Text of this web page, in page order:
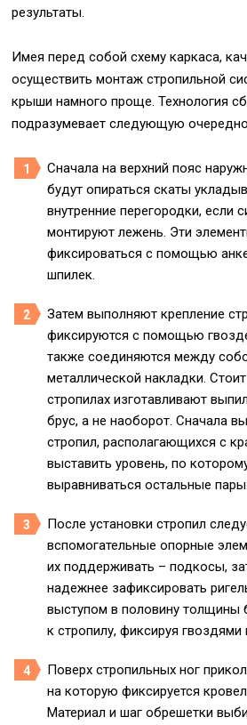
результаты.
Имея перед собой схему каркаса,
осуществить монтаж стропильной
крыши намного проще. Технология
подразумевает следующую
Сначала на верхний пояс
будут опираться скаты
внутренние перегородки, если
монтируют лежень. Эти
фиксироваться с помощью
шпилек.
Затем выполняют крепление
фиксируются с помощью
также соединяются между
металлической накладки.
стропилах изготавливают
брус, а не наоборот. Сначала
стропил, располагающихся с
выставить уровень, по
выравниваться остальные пары.
После установки стропил
вспомогательные опорные
их поддерживать – подкосы,
надежнее зафиксировать
выступом в половину толщины
к стропилу, фиксируя гвоздями
Поверх стропильных ног
на которую фиксируется
Материал и шаг обрешетки